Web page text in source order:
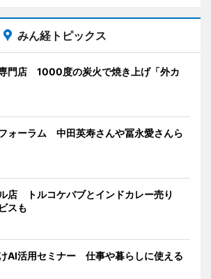
みん経トピックス
門店 1000度の炭火で焼き上げ「外カ
ォーラム 中田英寿さんや冨永愛さんら
店 トルコケバブとインドカレー売り
スも
AI活用セミナー 仕事や暮らしに使える